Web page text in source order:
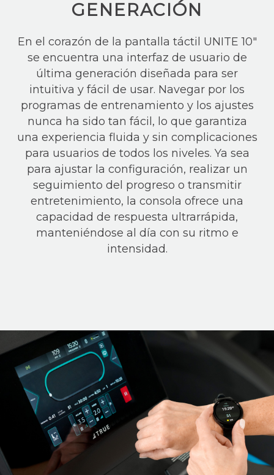
GENERACIÓN
En el corazón de la pantalla táctil UNITE 10″
se encuentra una interfaz de usuario de
última generación diseñada para ser
intuitiva y fácil de usar. Navegar por los
programas de entrenamiento y los ajustes
nunca ha sido tan fácil, lo que garantiza
una experiencia fluida y sin complicaciones
para usuarios de todos los niveles. Ya sea
para ajustar la configuración, realizar un
seguimiento del progreso o transmitir
entretenimiento, la consola ofrece una
capacidad de respuesta ultrarrápida,
manteniéndose al día con su ritmo e
intensidad.